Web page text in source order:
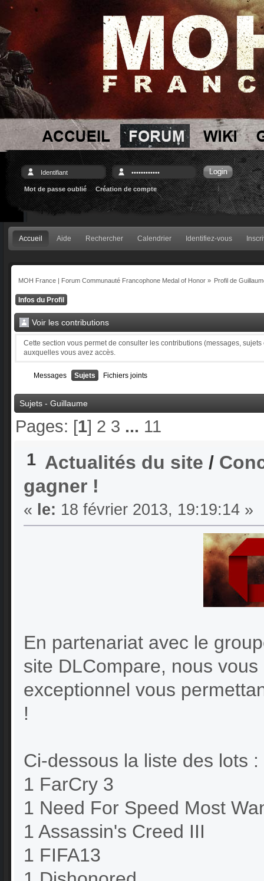
Mot de passe oublié Création de compte
Accueil Aide Rechercher Calendrier Identifiez-vous
MOH France | Forum Communauté Francophone Medal of Honor» Profil de
Infos du Profil
Voir les contributions
Cette section vous permet de consulter les contributions (messages,
auxquelles vous avez accès.
Messages Sujets Fichiers joints
Sujets - Guillaume
Pages: [1] 2 3 ... 11
1 Actualités du site /
gagner !
« le: 18 février 2013, 19:19:14 »
En partenariat avec le
site DLCompare, nous
exceptionnel vous
!
Ci-dessous la liste des lots :
1 FarCry 3
1 Need For Speed Most
1 Assassin's Creed III
1 FIFA13